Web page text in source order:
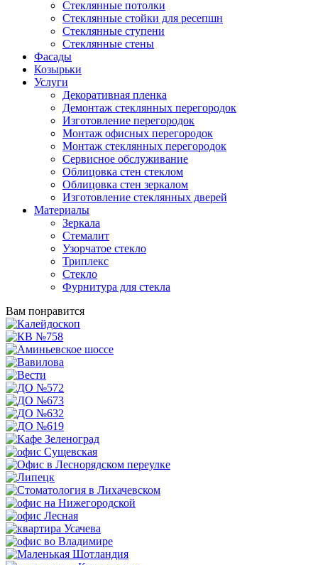
Стеклянные потолки
Стеклянные стойки для ресепшн
Стеклянные ступени
Стеклянные стены
Фасады
Козырьки
Услуги
Декоративная пленка
Демонтаж стеклянных перегородок
Изготовление перегородок
Монтаж офисных перегородок
Монтаж стеклянных перегородок
Сервисное обслуживание
Облицовка стен стеклом
Облицовка стен зеркалом
Изготовление стеклянных дверей
Материалы
Зеркала
Стемалит
Узорчатое стекло
Триплекс
Стекло
Фурнитура для стекла
Вам понравится